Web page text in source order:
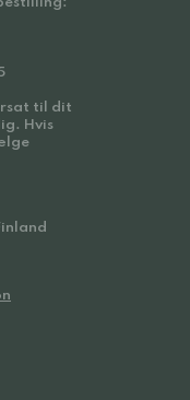
til dit
Hvis